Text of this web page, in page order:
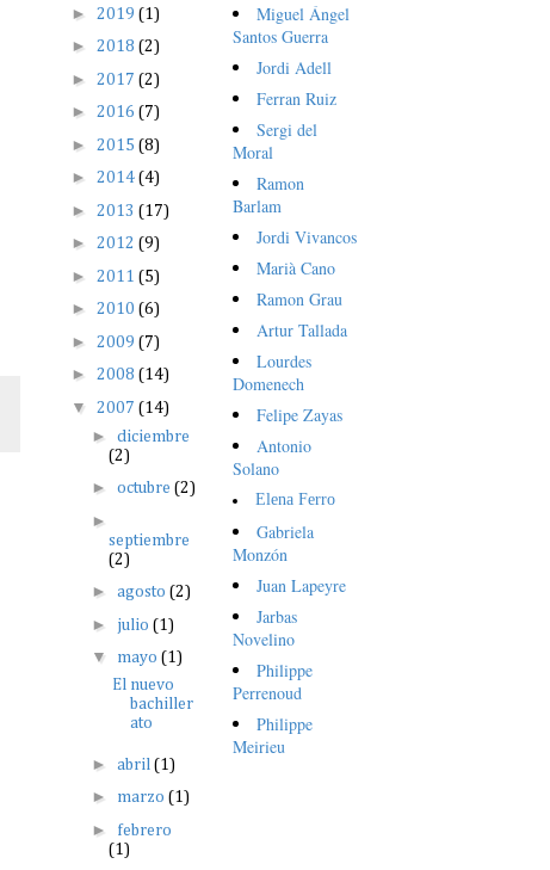
► 2019 (1)
► 2018 (2)
► 2017 (2)
► 2016 (7)
► 2015 (8)
► 2014 (4)
► 2013 (17)
► 2012 (9)
► 2011 (5)
► 2010 (6)
► 2009 (7)
► 2008 (14)
▼ 2007 (14)
► diciembre
(2)
► octubre (2)
►
septiembre
(2)
► agosto (2)
► julio (1)
▼ mayo (1)
El nuevo
bachiller
ato
► abril (1)
► marzo (1)
►
febrero
(1)
Miguel Ángel
Santos Guerra
Jordi Adell
Ferran Ruiz
Sergi del
Moral
Ramon
Barlam
Jordi Vivancos
Marià Cano
Ramon Grau
Artur Tallada
Lourdes
Domenech
Felipe Zayas
Antonio
Solano
Elena Ferro
Gabriela
Monzón
Juan Lapeyre
Jarbas
Novelino
Philippe
Perrenoud
Philippe
Meirieu